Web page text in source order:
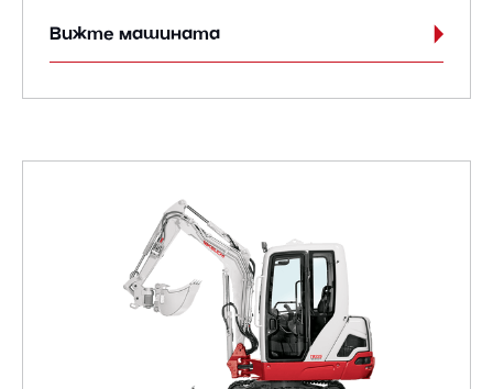
Вижте машината